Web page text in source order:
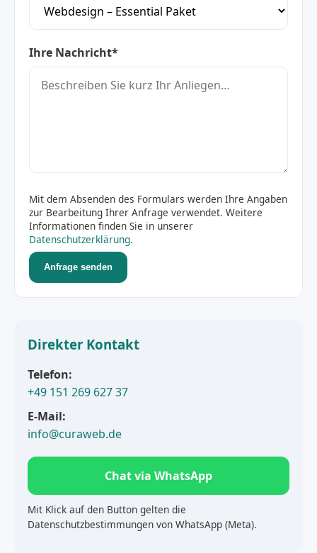
Ihre Nachricht*
Mit dem Absenden des Formulars werden Ihre Angaben
zur Bearbeitung Ihrer Anfrage verwendet. Weitere
Informationen finden Sie in unserer
Datenschutzerklärung.
Anfrage senden
Direkter Kontakt
Telefon:
+49 151 269 627 37
E-Mail:
info@curaweb.de
Chat via WhatsApp
Mit Klick auf den Button gelten die
Datenschutzbestimmungen von WhatsApp (Meta).